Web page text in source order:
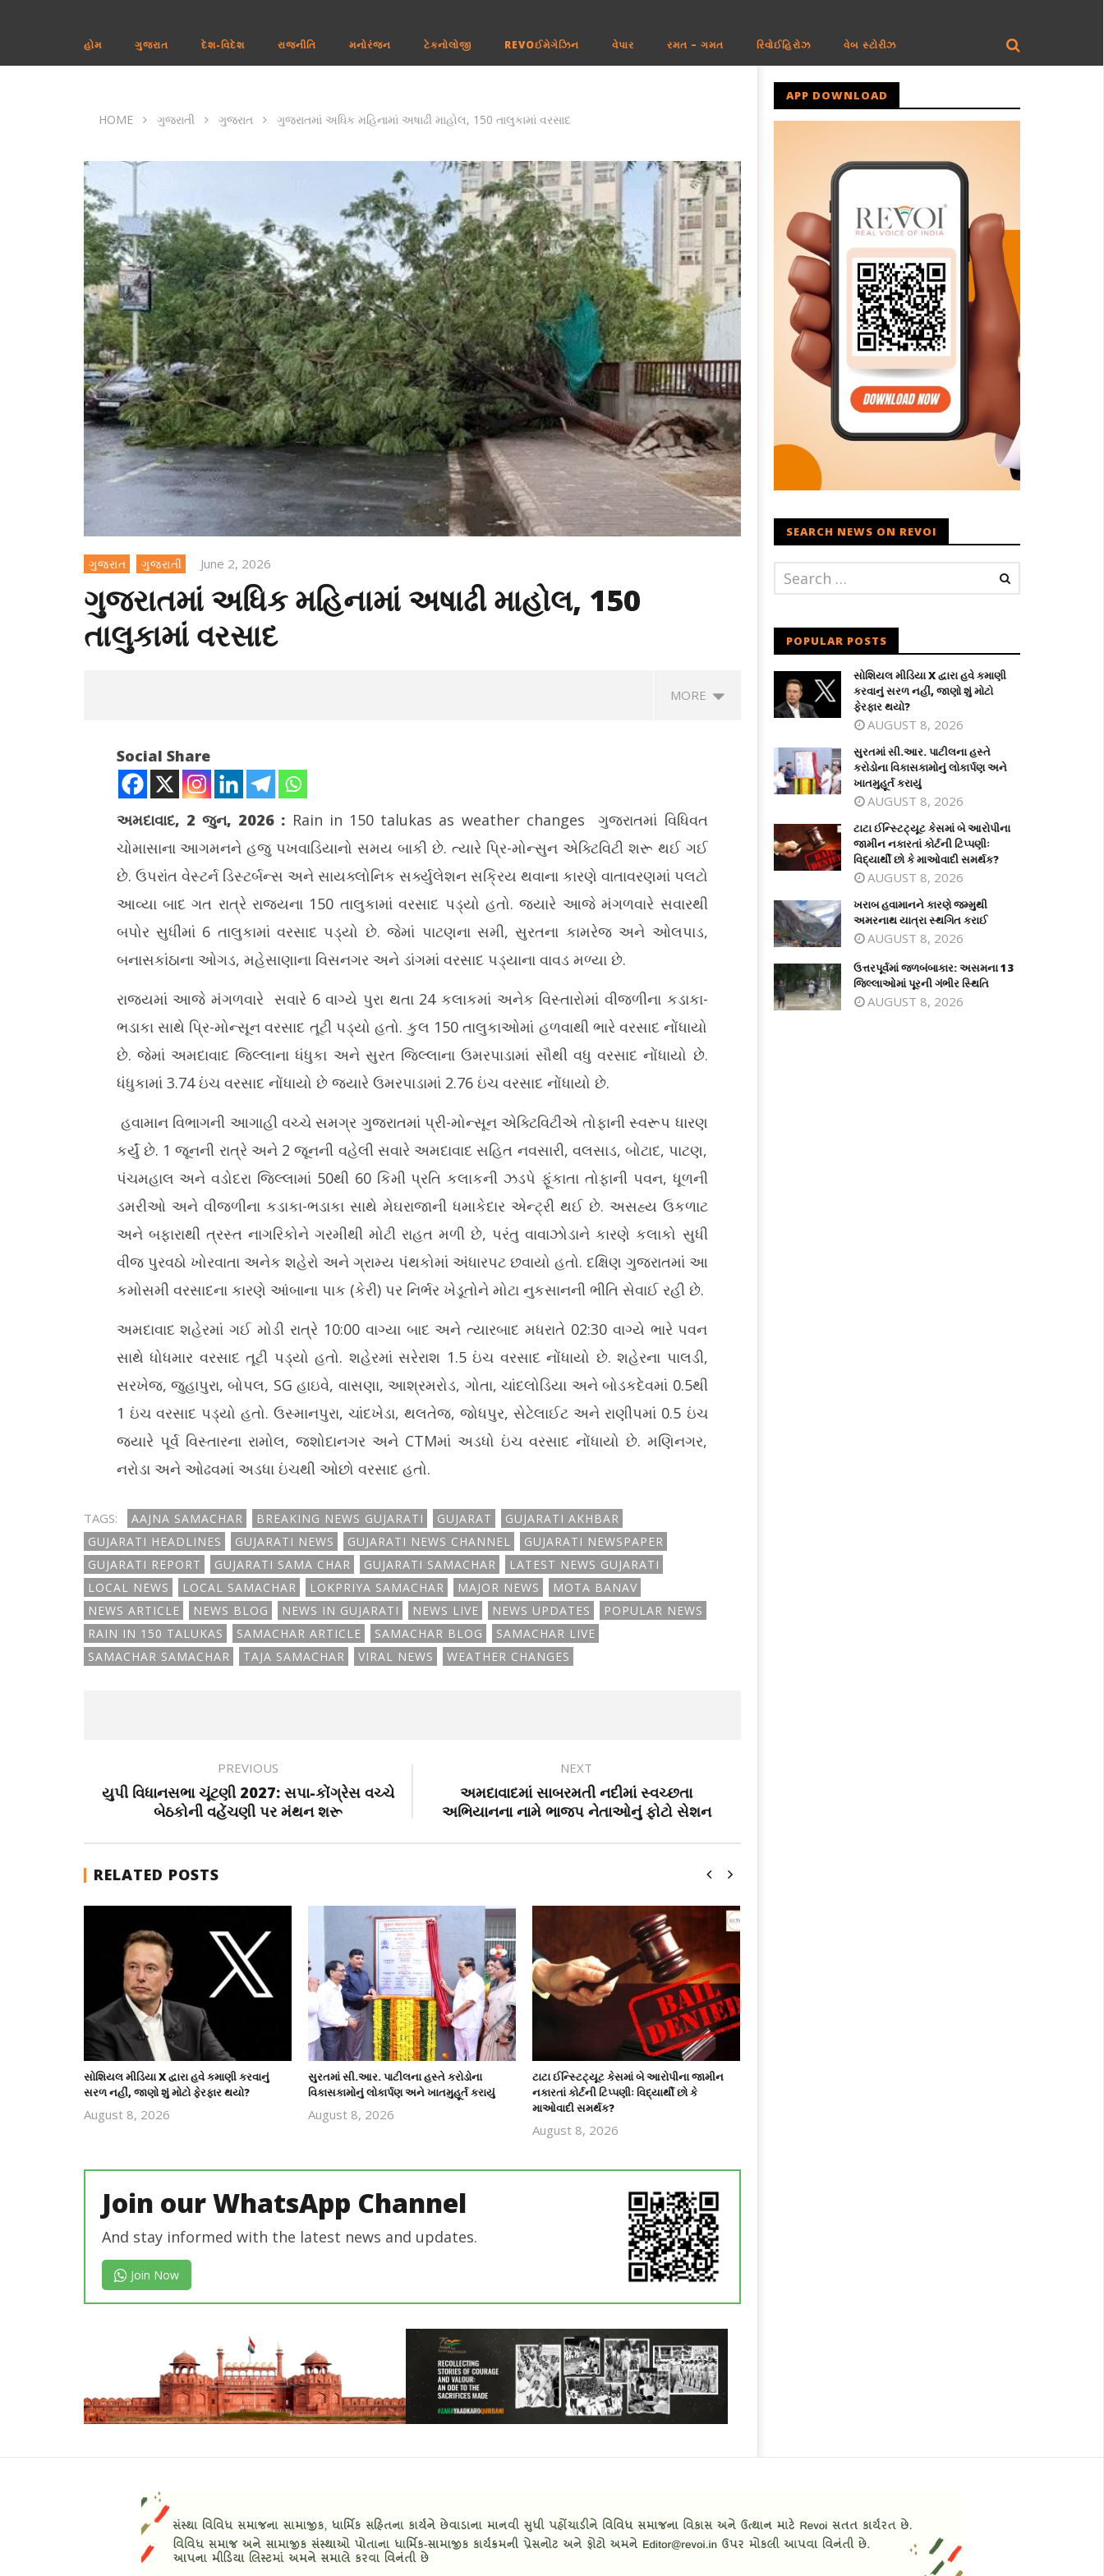
હોમ ગુજરાત દેશ-વિદેશ રાજનીતિ મનોરંજન ટેકનોલોજી REVOઈમેગેઝિન વેપાર રમત – ગમત રિવોઈહિરોઝ વેબ સ્ટોરીઝ
HOME ગુજરાતી ગુજરાત ગુજરાતમાં અધિક મહિનામાં અષાઢી માહોલ, 150 તાલુકામાં વરસાદ
ગુજરાત ગુજરાતી June 2, 2026
ગુજરાતમાં અધિક મહિનામાં અષાઢી માહોલ, 150
તાલુકામાં વરસાદ
MORE
NOW VIEWING
ગુજરાતમાં અધિક મહિનામાં અષાઢી માહોલ,
150 તાલુકામાં વરસાદ
June
2026
સોશિયલ મીડિયા X દ્વારા હવે કમાણી કરવાનું
સરળ નહીં, જાણો શું મોટો ફેરફાર થયો?
June
2,
2026
સુરતમાં સી.આર. પાટીલના હસ્તે કરોડોના
વિકાસકામોનું લોકાર્પણ અને ખાતમુહૂર્ત
કરાયું
2,
જામીન નકારતાં કોર્ટની ટિપ્પણીઃ વિદ્યાર્થી
છો કે માઓવાદી સમર્થક?
ખરાબ હવામાનને કારણે જમ્મુથી
યાત્રા સ્થગિત કરાઈ
June
2026
Social Share
અમદાવાદ, 2 જુન, 2026 : Rain in 150 talukas as weather changesગુજરાતમાં વિધિવત
ચોમાસાના આગમનને હજુ પખવાડિયાનો સમય બાકી છે. ત્યારે પ્રિ-મોન્સુન એક્ટિવિટી શરૂ થઈ ગઈ
છે. ઉપરાંત વેસ્ટર્ન ડિસ્ટર્બન્સ અને સાયક્લોનિક સર્ક્યુલેશન સક્રિય થવાના કારણે વાતાવરણમાં પલટો
આવ્યા બાદ ગત રાત્રે રાજ્યના 150 તાલુકામાં વરસાદ પડ્યો હતો. જ્યારે આજે મંગળવારે સવારથી
બપોર સુધીમાં 6 તાલુકામાં વરસાદ પડ્યો છે. જેમાં પાટણના સમી, સુરતના કામરેજ અને ઓલપાડ,
બનાસકાંઠાના ઓગડ, મહેસાણાના વિસનગર અને ડાંગમાં વરસાદ પડ્યાના વાવડ મળ્યા છે.
રાજ્યમાં આજે મંગળવારે સવારે 6 વાગ્યે પુરા થતા 24 કલાકમાં અનેક વિસ્તારોમાં વીજળીના કડાકા-
ભડાકા સાથે પ્રિ-મોન્સૂન વરસાદ તૂટી પડ્યો હતો. કુલ 150 તાલુકાઓમાં હળવાથી ભારે વરસાદ નોંધાયો
છે. જેમાં અમદાવાદ જિલ્લાના ધંધુકા અને સુરત જિલ્લાના ઉમરપાડામાં સૌથી વધુ વરસાદ નોંધાયો છે.
ધંધુકામાં 3.74 ઇંચ વરસાદ નોંધાયો છે જ્યારે ઉમરપાડામાં 2.76 ઇંચ વરસાદ નોંધાયો છે.
હવામાન વિભાગની આગાહી વચ્ચે સમગ્ર ગુજરાતમાં પ્રી-મોન્સૂન એક્ટિવિટીએ તોફાની સ્વરૂપ ધારણ
કર્યું છે. 1 જૂનની રાત્રે અને 2 જૂનની વહેલી સવારે અમદાવાદ સહિત નવસારી, વલસાડ, બોટાદ, પાટણ,
પંચમહાલ અને વડોદરા જિલ્લામાં 50થી 60 કિમી પ્રતિ કલાકની ઝડપે ફૂંકાતા તોફાની પવન, ધૂળની
ડમરીઓ અને વીજળીના કડાકા-ભડાકા સાથે મેઘરાજાની ધમાકેદાર એન્ટ્રી થઈ છે. અસહ્ય ઉકળાટ
અને બફારાથી ત્રસ્ત નાગરિકોને ગરમીથી મોટી રાહત મળી છે, પરંતુ વાવાઝોડાને કારણે કલાકો સુધી
વીજ પુરવઠો ખોરવાતા અનેક શહેરો અને ગ્રામ્ય પંથકોમાં અંધારપટ છવાયો હતો. દક્ષિણ ગુજરાતમાં આ
કમોસમી વરસાદના કારણે આંબાના પાક (કેરી) પર નિર્ભર ખેડૂતોને મોટા નુકસાનની ભીતિ સેવાઈ રહી છે.
અમદાવાદ શહેરમાં ગઈ મોડી રાત્રે 10:00 વાગ્યા બાદ અને ત્યારબાદ મધરાતે 02:30 વાગ્યે ભારે પવન
સાથે ધોધમાર વરસાદ તૂટી પડ્યો હતો. શહેરમાં સરેરાશ 1.5 ઇંચ વરસાદ નોંધાયો છે. શહેરના પાલડી,
સરખેજ, જુહાપુરા, બોપલ, SG હાઇવે, વાસણા, આશ્રમરોડ, ગોતા, ચાંદલોડિયા અને બોડકદેવમાં 0.5થી
1 ઇંચ વરસાદ પડ્યો હતો. ઉસ્માનપુરા, ચાંદખેડા, થલતેજ, જોધપુર, સેટેલાઈટ અને રાણીપમાં 0.5 ઇંચ
જ્યારે પૂર્વ વિસ્તારના રામોલ, જશોદાનગર અને CTMમાં અડધો ઇંચ વરસાદ નોંધાયો છે. મણિનગર,
નરોડા અને ઓઢવમાં અડધા ઇંચથી ઓછો વરસાદ હતો.
TAGS: AAJNA SAMACHAR BREAKING NEWS GUJARATI GUJARAT
GUJARATI AKHBAR
GUJARATI HEADLINES
GUJARATI NEWS GUJARATI NEWS CHANNEL
GUJARATI NEWSPAPER
GUJARATI REPORT
GUJARATI SAMA CHAR GUJARATI SAMACHAR
LATEST NEWS GUJARATI
LOCAL NEWS
LOCAL SAMACHAR LOKPRIYA SAMACHAR MAJOR NEWS
MOTA BANAV
NEWS ARTICLE
NEWS BLOG NEWS IN GUJARATI NEWS LIVE NEWS UPDATES
POPULAR NEWS
RAIN IN 150 TALUKAS
SAMACHAR ARTICLE SAMACHAR BLOG
SAMACHAR LIVE
SAMACHAR SAMACHAR
TAJA SAMACHAR VIRAL NEWS WEATHER CHANGES
PREVIOUS
યુપી વિધાનસભા ચૂંટણી 2027: સપા-કોંગ્રેસ વચ્ચે
બેઠકોની વહેંચણી પર મંથન શરૂ
NEXT
અમદાવાદમાં સાબરમતી નદીમાં સ્વચ્છતા
અભિયાનના નામે ભાજપ નેતાઓનું ફોટો સેશન
RELATED POSTS
સોશિયલ મીડિયા X દ્વારા હવે કમાણી કરવાનું
સરળ નહીં, જાણો શું મોટો ફેરફાર થયો?
August 8, 2026
સુરતમાં સી.આર. પાટીલના હસ્તે કરોડોના
વિકાસકામોનું લોકાર્પણ અને ખાતમુહૂર્ત કરાયું
August 8, 2026
ટાટા ઈન્સ્ટિટ્યૂટ કેસમાં બે આરોપીના જામીન
નકારતાં કોર્ટની ટિપ્પણીઃ વિદ્યાર્થી છો કે
માઓવાદી સમર્થક?
August 8, 2026
Join our WhatsApp Channel
And stay informed with the latest news and updates.
Join Now
APP DOWNLOAD
SEARCH NEWS ON REVOI
POPULAR POSTS
સોશિયલ મીડિયા X દ્વારા હવે કમાણી
કરવાનું સરળ નહીં, જાણો શું મોટો
ફેરફાર થયો?
AUGUST 8, 2026
સુરતમાં સી.આર. પાટીલના હસ્તે
કરોડોના વિકાસકામોનું લોકાર્પણ અને
ખાતમુહૂર્ત કરાયું
AUGUST 8, 2026
ટાટા ઈન્સ્ટિટ્યૂટ કેસમાં બે આરોપીના
જામીન નકારતાં કોર્ટની ટિપ્પણીઃ
વિદ્યાર્થી છો કે માઓવાદી સમર્થક?
AUGUST 8, 2026
ખરાબ હવામાનને કારણે જમ્મુથી
અમરનાથ યાત્રા સ્થગિત કરાઈ
AUGUST 8, 2026
ઉત્તરપૂર્વમાં જળબંબાકાર: અસમના 13
જિલ્લાઓમાં પૂરની ગંભીર સ્થિતિ
AUGUST 8, 2026